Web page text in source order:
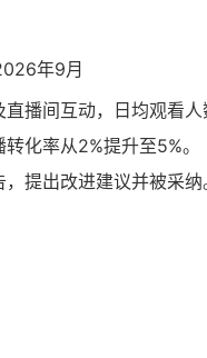
年9月
播间互动，日均观看人
化率从2%提升至5%。
提出改进建议并被采纳